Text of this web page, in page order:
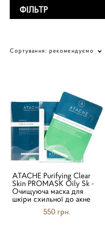
ФІЛЬТР
Сортування: рекомендуємо
ATACHE Purifying Clear
Skin PROMASK Oily Sk -
Очищуюча маска для
шкіри схильної до акне
550 грн.